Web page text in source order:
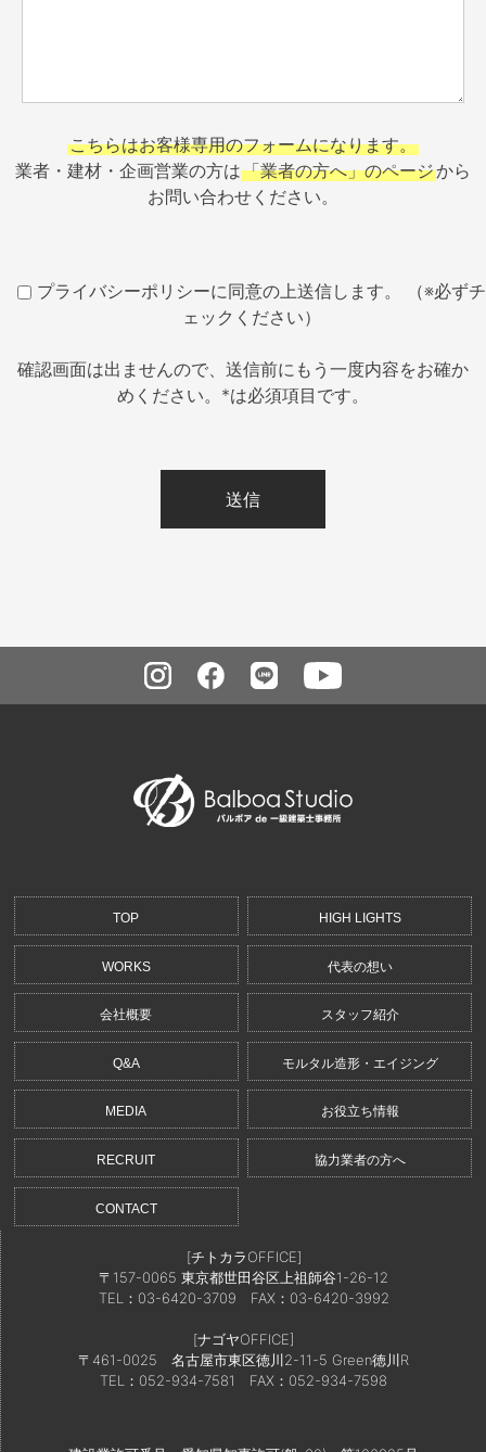
こちらはお客様専用のフォームになります。
業者・建材・企画営業の方は「業者の方へ」のページから
お問い合わせください。
プライバシーポリシーに同意の上送信します。 （※必ずチ
ェックください）
確認画面は出ませんので、送信前にもう一度内容をお確か
めください。*は必須項目です。
TOP HIGH LIGHTS
WORKS 代表の想い
会社概要 スタッフ紹介
Q&A モルタル造形・エイジング
MEDIA お役立ち情報
RECRUIT 協力業者の方へ
CONTACT
[チトカラOFFICE]
〒157-0065 東京都世田谷区上祖師谷1-26-12
TEL：03-6420-3709 FAX：03-6420-3992
[ナゴヤOFFICE]
〒461-0025 名古屋市東区徳川2-11-5 Green徳川R
TEL：052-934-7581
FAX：052-934-7598